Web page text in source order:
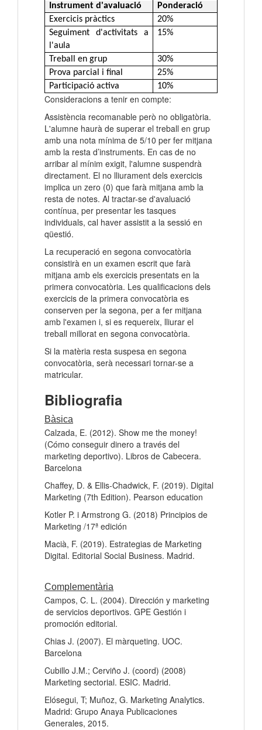
Instrument d'avaluació
Ponderació
Exercicis pràctics
20%
Seguiment d'activitats a
l'aula
15%
Treball en grup
30%
Prova parcial i final
25%
Participació activa
10%
Consideracions a tenir en compte:
Assistència recomanable però no obligatòria.
L'alumne haurà de superar el treball en grup
amb una nota mínima de 5/10 per fer mitjana
amb la resta d’instruments. En cas de no
arribar al mínim exigit, l'alumne suspendrà
directament. El no lliurament dels exercicis
implica un zero (0) que farà mitjana amb la
resta de notes. Al tractar-se d'avaluació
contínua, per presentar les tasques
individuals, cal haver assistit a la sessió en
qüestió.
La recuperació en segona convocatòria
consistirà en un examen escrit que farà
mitjana amb els exercicis presentats en la
primera convocatòria. Les qualificacions dels
exercicis de la primera convocatòria es
conserven per la segona, per a fer mitjana
amb l'examen i, si es requereix, lliurar el
treball millorat en segona convocatòria.
Si la matèria resta suspesa en segona
convocatòria, serà necessari tornar-se a
matricular.
Bibliografia
Bàsica
Calzada, E. (2012). Show me the money!
(Cómo conseguir dinero a través del
marketing deportivo). Libros de Cabecera.
Barcelona
Chaffey, D. & Ellis-Chadwick, F. (2019). Digital
Marketing (7th Edition). Pearson education
Kotler P. i Armstrong G. (2018) Principios de
Marketing /17ª edición
Macià, F. (2019). Estrategias de Marketing
Digital. Editorial Social Business. Madrid.
Complementària
Campos, C. L. (2004). Dirección y marketing
de servicios deportivos. GPE Gestión i
promoción editorial.
Chias J. (2007). El màrqueting. UOC.
Barcelona
Cubillo J.M.; Cerviño J. (coord) (2008)
Marketing sectorial. ESIC. Madrid.
Elósegui, T; Muñoz, G. Marketing Analytics.
Madrid: Grupo Anaya Publicaciones
Generales, 2015.